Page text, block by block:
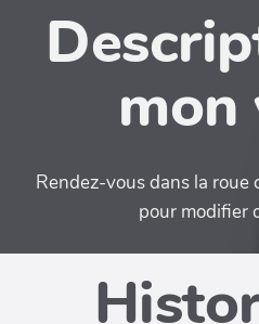
Rendez-vous dans la
pour modifier